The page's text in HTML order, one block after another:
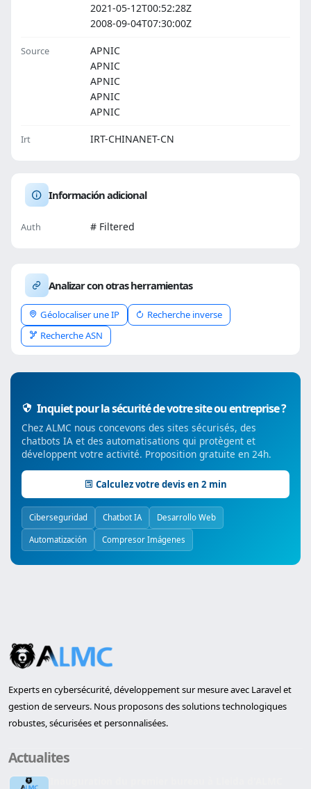
2021-05-12T00:52:28Z
2008-09-04T07:30:00Z
Source
APNIC
APNIC
APNIC
APNIC
APNIC
Irt IRT-CHINANET-CN
Información adicional
Auth # Filtered
Analizar con otras herramientas
Géolocaliser une IP
Recherche inverse
Recherche ASN
Inquiet pour la sécurité de votre site ou entreprise ?
Chez ALMC nous concevons des sites sécurisés, des
chatbots IA et des automatisations qui protègent et
développent votre activité. Proposition gratuite en 24h.
Calculez votre devis en 2 min
Ciberseguridad Chatbot IA Desarrollo Web
Automatización Compresor Imágenes
Experts en cybersécurité, développement sur mesure avec Laravel et
gestion de serveurs. Nous proposons des solutions technologiques
robustes, sécurisées et personnalisées.
Actualites